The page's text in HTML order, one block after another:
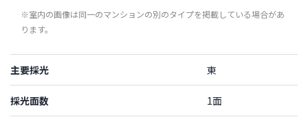
※室内の画像は同一のマンションの別のタイプを掲載している場合があ
ります。
主要採光 東
採光面数 1面